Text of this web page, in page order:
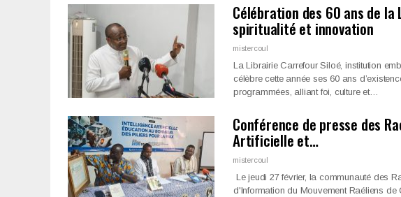
Célébration des 60 ans de
spiritualité et innovation
mistercoul
‎La Librairie Carrefour Siloé, institution
célèbre cette année ses 60 ans
programmées, alliant foi, culture et…
Conférence de presse des
Artificielle et…
mistercoul
Le jeudi 27 février, la communauté des
d'Information du Mouvement Raéliens